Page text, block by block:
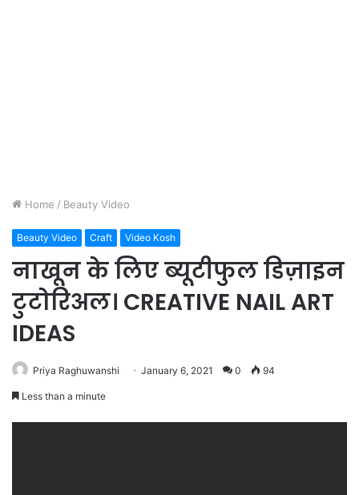
Home / Beauty Video
Beauty Video Craft Video Kosh
नाखून के लिए ब्यूटीफुल डिज़ाइन
टुटोरिअल। CREATIVE NAIL ART
IDEAS
Priya Raghuwanshi January 6, 2021 0 94
Less than a minute